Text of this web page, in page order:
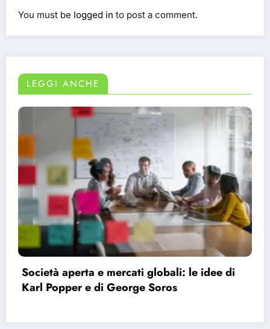
You must be logged in to post a comment.
LEGGI ANCHE
Bauman e la modernità liquida: perché ci
sentiamo vuoti nonostante le infinite